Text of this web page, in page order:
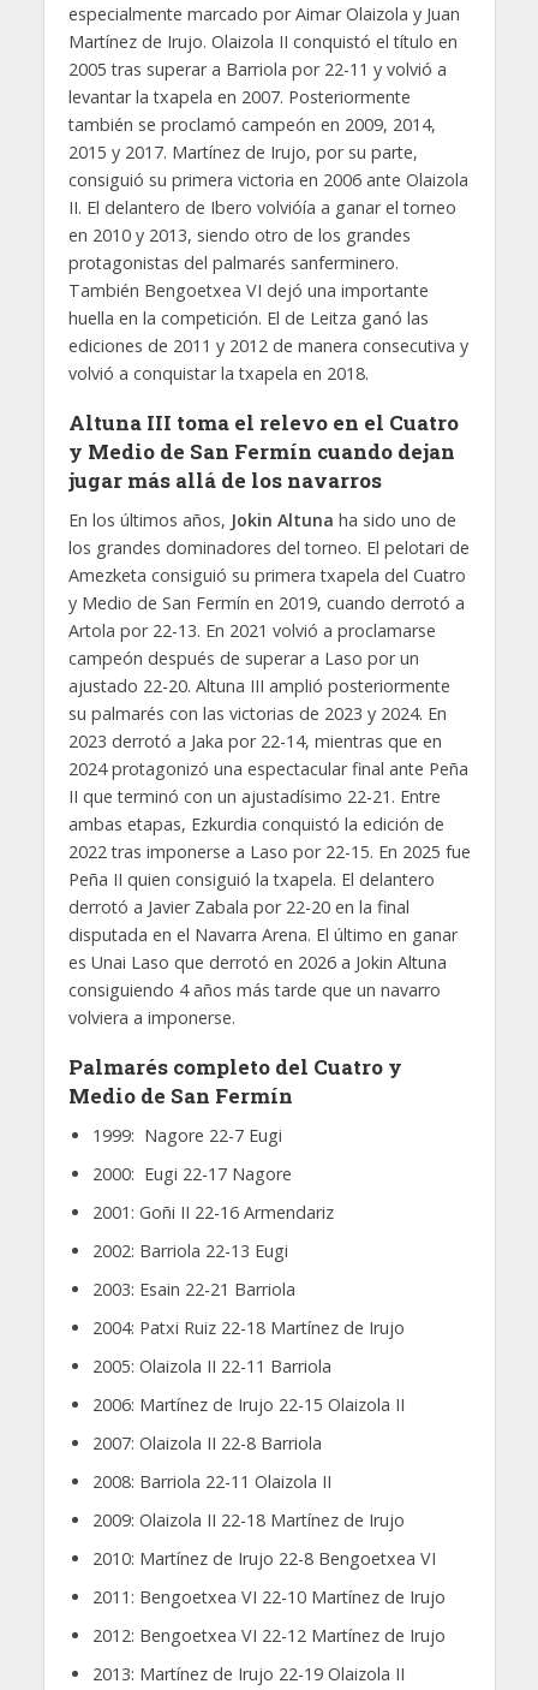
especialmente marcado por Aimar Olaizola y Juan
Martínez de Irujo. Olaizola II conquistó el título en
2005 tras superar a Barriola por 22-11 y volvió a
levantar la txapela en 2007. Posteriormente
también se proclamó campeón en 2009, 2014,
2015 y 2017. Martínez de Irujo, por su parte,
consiguió su primera victoria en 2006 ante Olaizola
II. El delantero de Ibero volvióía a ganar el torneo
en 2010 y 2013, siendo otro de los grandes
protagonistas del palmarés sanferminero.
También Bengoetxea VI dejó una importante
huella en la competición. El de Leitza ganó las
ediciones de 2011 y 2012 de manera consecutiva y
volvió a conquistar la txapela en 2018.
Altuna III toma el relevo en el Cuatro
y Medio de San Fermín cuando dejan
jugar más allá de los navarros
En los últimos años, Jokin Altuna ha sido uno de
los grandes dominadores del torneo. El pelotari de
Amezketa consiguió su primera txapela del Cuatro
y Medio de San Fermín en 2019, cuando derrotó a
Artola por 22-13. En 2021 volvió a proclamarse
campeón después de superar a Laso por un
ajustado 22-20. Altuna III amplió posteriormente
su palmarés con las victorias de 2023 y 2024. En
2023 derrotó a Jaka por 22-14, mientras que en
2024 protagonizó una espectacular final ante Peña
II que terminó con un ajustadísimo 22-21. Entre
ambas etapas, Ezkurdia conquistó la edición de
2022 tras imponerse a Laso por 22-15. En 2025 fue
Peña II quien consiguió la txapela. El delantero
derrotó a Javier Zabala por 22-20 en la final
disputada en el Navarra Arena. El último en ganar
es Unai Laso que derrotó en 2026 a Jokin Altuna
consiguiendo 4 años más tarde que un navarro
volviera a imponerse.
Palmarés completo del Cuatro y
Medio de San Fermín
1999: Nagore 22-7 Eugi
2000: Eugi 22-17 Nagore
2001: Goñi II 22-16 Armendariz
2002: Barriola 22-13 Eugi
2003: Esain 22-21 Barriola
2004: Patxi Ruiz 22-18 Martínez de Irujo
2005: Olaizola II 22-11 Barriola
2006: Martínez de Irujo 22-15 Olaizola II
2007: Olaizola II 22-8 Barriola
2008: Barriola 22-11 Olaizola II
2009: Olaizola II 22-18 Martínez de Irujo
2010: Martínez de Irujo 22-8 Bengoetxea VI
2011: Bengoetxea VI 22-10 Martínez de Irujo
2012: Bengoetxea VI 22-12 Martínez de Irujo
2013: Martínez de Irujo 22-19 Olaizola II